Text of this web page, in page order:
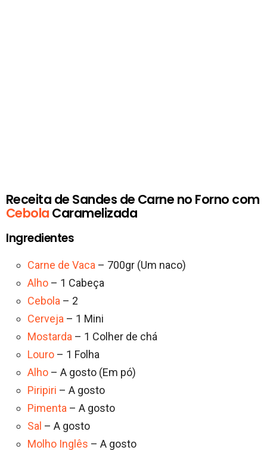
Receita de Sandes de Carne no Forno com
Cebola Caramelizada
Ingredientes
Carne de Vaca – 700gr (Um naco)
Alho – 1 Cabeça
Cebola – 2
Cerveja – 1 Mini
Mostarda – 1 Colher de chá
Louro – 1 Folha
Alho – A gosto (Em pó)
Piripiri – A gosto
Pimenta – A gosto
Sal – A gosto
Molho Inglês – A gosto